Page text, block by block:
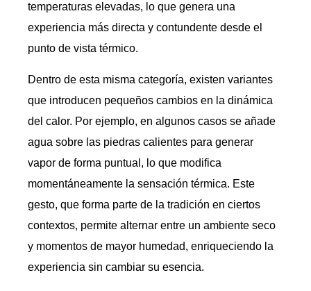
temperaturas elevadas, lo que genera una
experiencia más directa y contundente desde el
punto de vista térmico.
Dentro de esta misma categoría, existen variantes
que introducen pequeños cambios en la dinámica
del calor. Por ejemplo, en algunos casos se añade
agua sobre las piedras calientes para generar
vapor de forma puntual, lo que modifica
momentáneamente la sensación térmica. Este
gesto, que forma parte de la tradición en ciertos
contextos, permite alternar entre un ambiente seco
y momentos de mayor humedad, enriqueciendo la
experiencia sin cambiar su esencia.